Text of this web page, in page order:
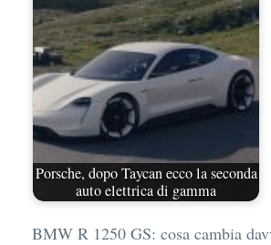
Porsche, dopo Taycan ecco la seconda
auto elettrica di gamma
BMW R 1250 GS: cosa cambia